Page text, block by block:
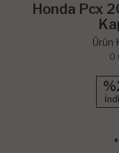
Honda Pcx
Ürün
0
+